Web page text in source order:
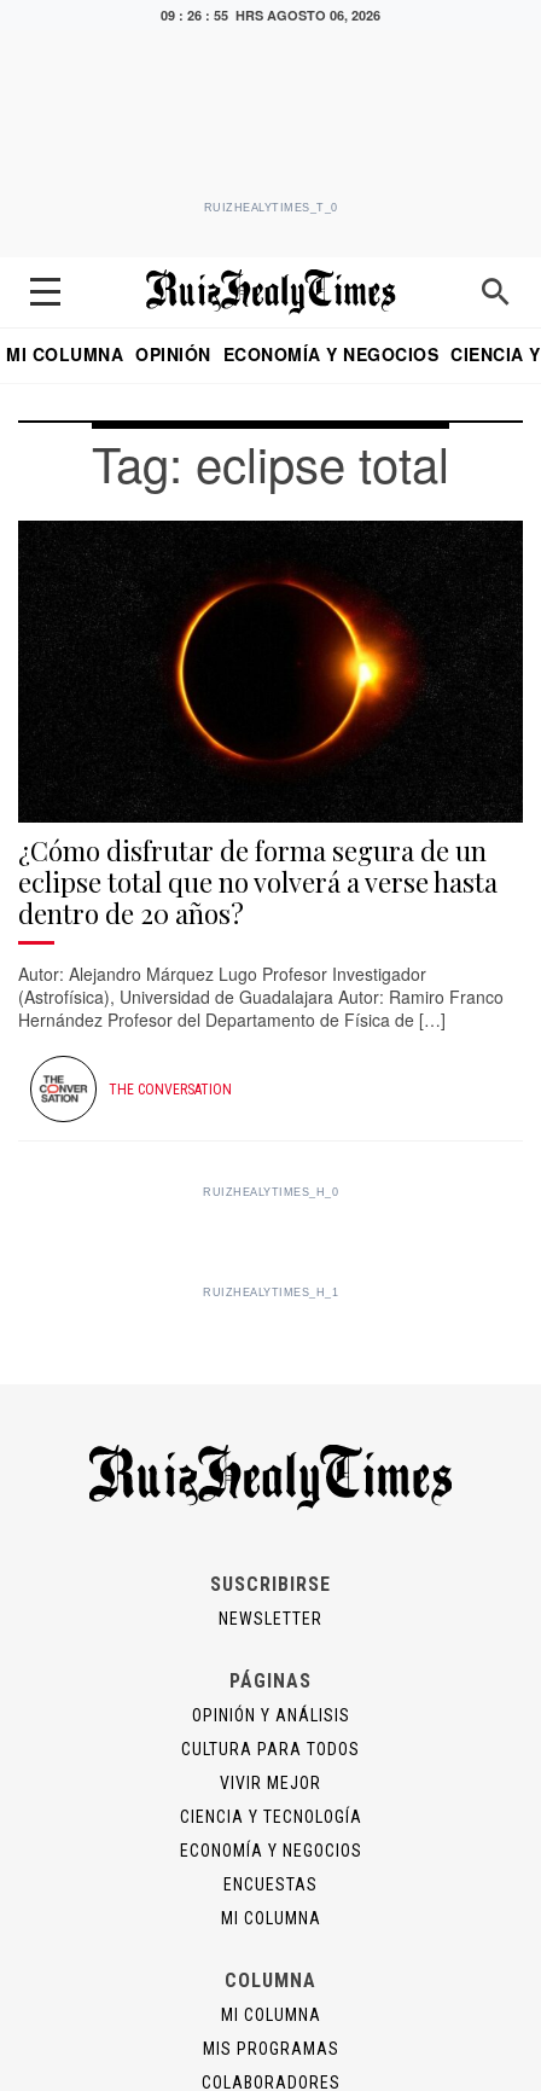
09 : 26 : 55 HRS AGOSTO 06, 2026
RUIZHEALYTIMES_T_0
MI COLUMNA OPINIÓN ECONOMÍA Y NEGOCIOS CIENCIA
Tag: eclipse total
¿Cómo disfrutar de forma segura de un
eclipse total que no volverá a verse hasta
dentro de 20 años?
Autor: Alejandro Márquez Lugo Profesor Investigador
(Astrofísica), Universidad de Guadalajara Autor: Ramiro Franco
Hernández Profesor del Departamento de Física de […]
THE CONVERSATION
RUIZHEALYTIMES_H_0
RUIZHEALYTIMES_H_1
SUSCRIBIRSE
NEWSLETTER
PÁGINAS
OPINIÓN Y ANÁLISIS
CULTURA PARA TODOS
VIVIR MEJOR
CIENCIA Y TECNOLOGÍA
ECONOMÍA Y NEGOCIOS
ENCUESTAS
MI COLUMNA
COLUMNA
MI COLUMNA
MIS PROGRAMAS
COLABORADORES